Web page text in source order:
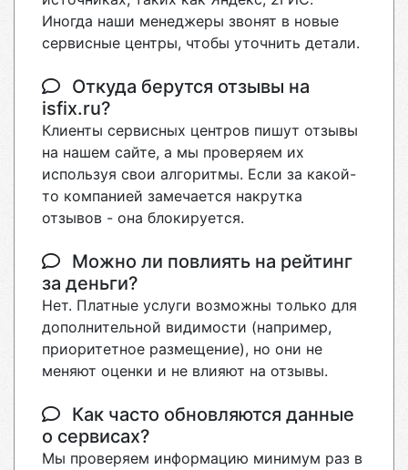
Иногда наши менеджеры звонят в новые
сервисные центры, чтобы уточнить детали.
Откуда берутся отзывы на
isfix.ru?
Клиенты сервисных центров пишут отзывы
на нашем сайте, а мы проверяем их
используя свои алгоритмы. Если за какой-
то компанией замечается накрутка
отзывов - она блокируется.
Можно ли повлиять на рейтинг
за деньги?
Нет. Платные услуги возможны только для
дополнительной видимости (например,
приоритетное размещение), но они не
меняют оценки и не влияют на отзывы.
Как часто обновляются данные
о сервисах?
Мы проверяем информацию минимум раз в